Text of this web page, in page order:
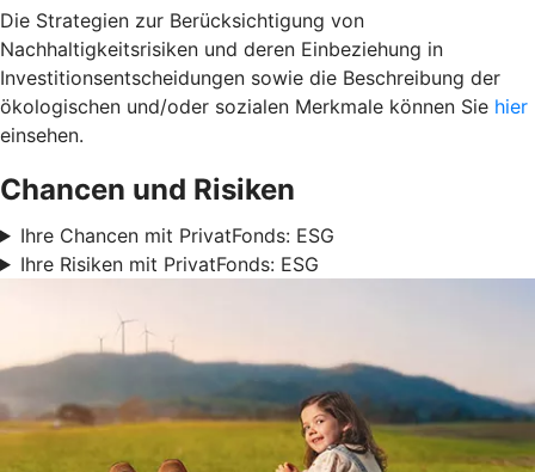
Die Strategien zur Berücksichtigung von
Nachhaltigkeitsrisiken und deren Einbeziehung in
Investitionsentscheidungen sowie die Beschreibung der
ökologischen und/oder sozialen Merkmale können Sie hier
einsehen.
Chancen und Risiken
Ihre Chancen mit PrivatFonds: ESG
Ihre Risiken mit PrivatFonds: ESG